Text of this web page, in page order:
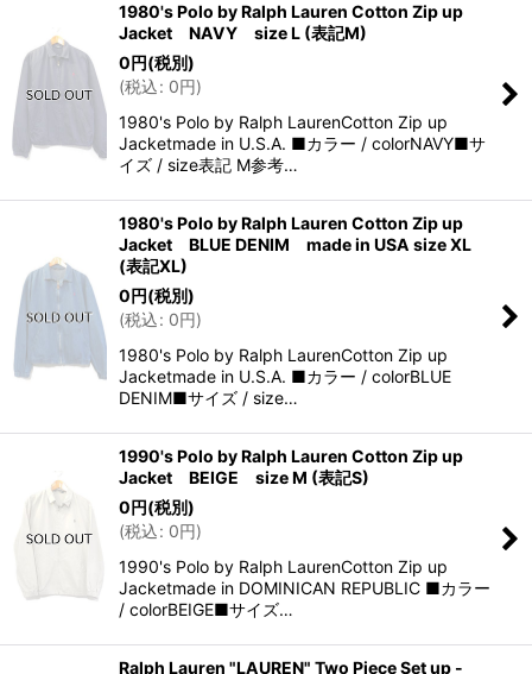
1980's Polo by Ralph Lauren Cotton Zip up
Jacket NAVY size L (表記M)
0円(税別)
(税込: 0円)
1980's Polo by Ralph LaurenCotton Zip up
Jacketmade in U.S.A. ■カラー / colorNAVY■サ
イズ / size表記 M参考…
1980's Polo by Ralph Lauren Cotton Zip up
Jacket BLUE DENIM made in USA size XL
(表記XL)
0円(税別)
(税込: 0円)
1980's Polo by Ralph LaurenCotton Zip up
Jacketmade in U.S.A. ■カラー / colorBLUE
DENIM■サイズ / size…
1990's Polo by Ralph Lauren Cotton Zip up
Jacket BEIGE size M (表記S)
0円(税別)
(税込: 0円)
1990's Polo by Ralph LaurenCotton Zip up
Jacketmade in DOMINICAN REPUBLIC ■カラー
/ colorBEIGE■サイズ…
Ralph Lauren "LAUREN" Two Piece Set up -